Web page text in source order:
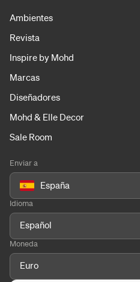
Ambientes
Revista
Inspire by Mohd
Marcas
Diseñadores
Mohd & Elle Decor
Sale Room
Enviar a
España
Idioma
Español
Moneda
Euro